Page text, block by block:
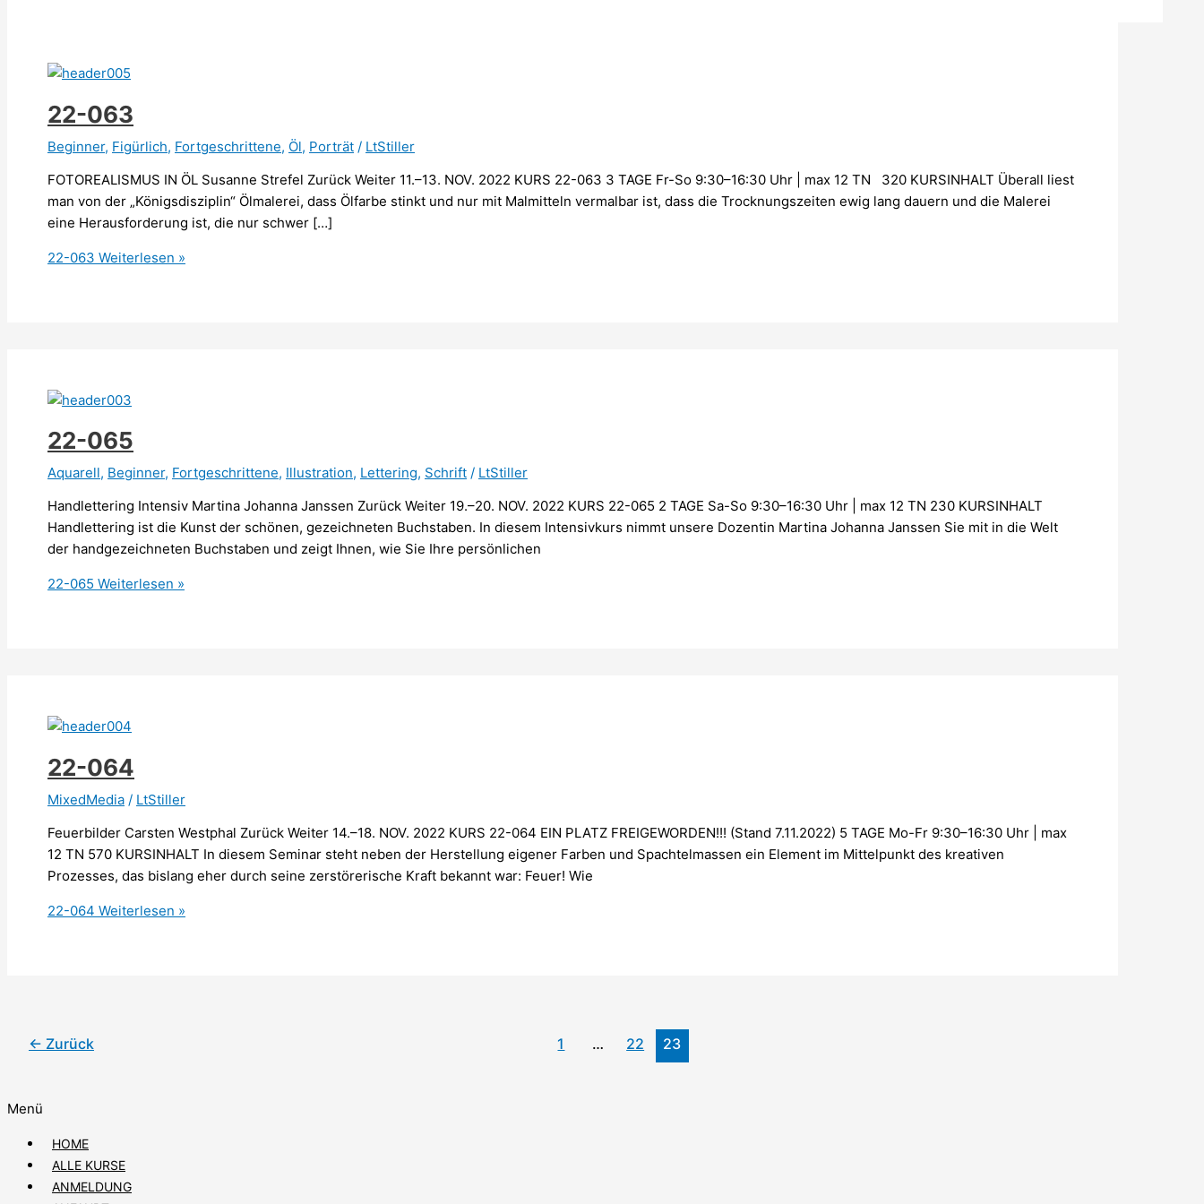
22-063
Beginner, Figürlich, Fortgeschrittene, Öl, Porträt / LtStiller
FOTOREALISMUS IN ÖL Susanne Strefel Zurück Weiter 11.–13. NOV. 2022 KURS 22-063 3 TAGE Fr-So 9:30–16:30 Uhr | max 12 TN 320 KURSINHALT Überall liest
man von der „Königsdisziplin“ Ölmalerei, dass Ölfarbe stinkt und nur mit Malmitteln vermalbar ist, dass die Trocknungszeiten ewig lang dauern und die Malerei
eine Herausforderung ist, die nur schwer […]
22-063 Weiterlesen »
22-065
Aquarell, Beginner, Fortgeschrittene, Illustration, Lettering, Schrift / LtStiller
Handlettering Intensiv Martina Johanna Janssen Zurück Weiter 19.–20. NOV. 2022 KURS 22-065 2 TAGE Sa-So 9:30–16:30 Uhr | max 12 TN 230 KURSINHALT
Handlettering ist die Kunst der schönen, gezeichneten Buchstaben. In diesem Intensivkurs nimmt unsere Dozentin Martina Johanna Janssen Sie mit in die Welt
der handgezeichneten Buchstaben und zeigt Ihnen, wie Sie Ihre persönlichen
22-065 Weiterlesen »
22-064
MixedMedia / LtStiller
Feuerbilder Carsten Westphal Zurück Weiter 14.–18. NOV. 2022 KURS 22-064 EIN PLATZ FREIGEWORDEN!!! (Stand 7.11.2022) 5 TAGE Mo-Fr 9:30–16:30 Uhr | max
12 TN 570 KURSINHALT In diesem Seminar steht neben der Herstellung eigener Farben und Spachtelmassen ein Element im Mittelpunkt des kreativen
Prozesses, das bislang eher durch seine zerstörerische Kraft bekannt war: Feuer! Wie
22-064 Weiterlesen »
← Zurück 1 … 22 23
Menü
HOME
ALLE KURSE
ANMELDUNG